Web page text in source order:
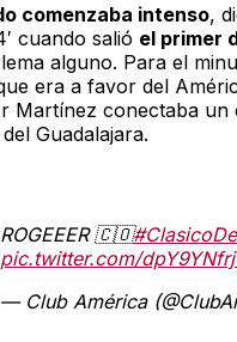
comenzaba intenso,
cuando salió el primer
alguno. Para el
era a favor del
Martínez conectaba
Guadalajara.
ROGEEER 🇨🇴
pic.twitter.com/
— Club América